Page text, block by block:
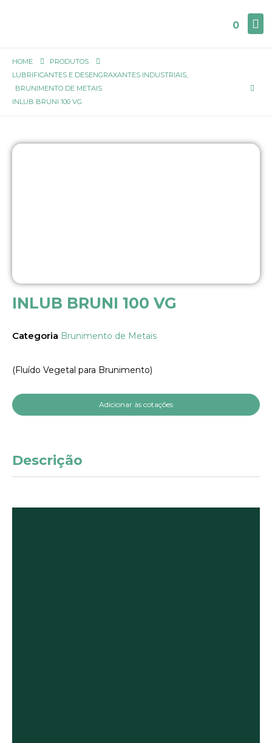
0
HOME
PRODUTOS
LUBRIFICANTES E DESENGRAXANTES INDUSTRIAIS,
BRUNIMENTO DE METAIS
INLUB BRUNI 100 VG
INLUB BRUNI 100 VG
Categoria Brunimento de Metais
(Fluído Vegetal para Brunimento)
Adicionar às cotações
Descrição